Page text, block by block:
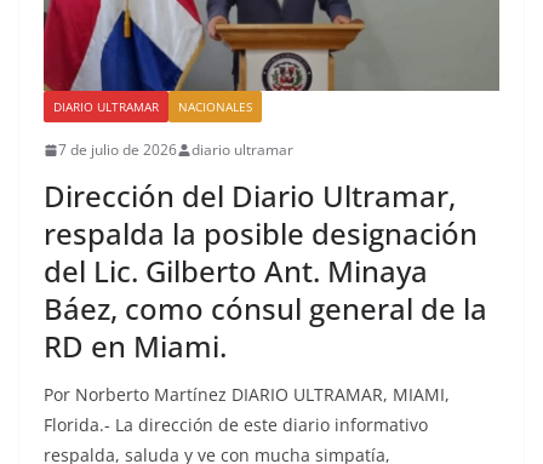
DIARIO ULTRAMAR NACIONALES
7 de julio de 2026 diario ultramar
Dirección del Diario Ultramar,
respalda la posible designación
del Lic. Gilberto Ant. Minaya
Báez, como cónsul general de la
RD en Miami.
Por Norberto Martínez DIARIO ULTRAMAR, MIAMI,
Florida.- La dirección de este diario informativo
respalda, saluda y ve con mucha simpatía,